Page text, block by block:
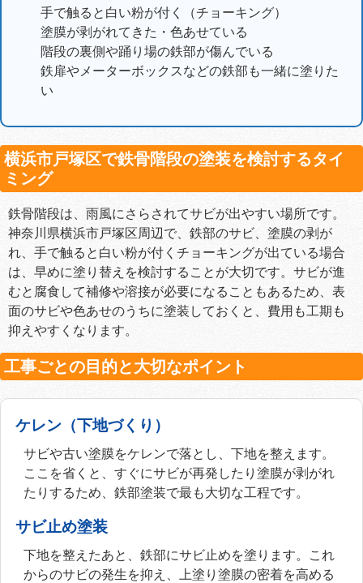
手で触ると白い粉が付く（チョーキング）
塗膜が剥がれてきた・色あせている
階段の裏側や踊り場の鉄部が傷んでいる
鉄扉やメーターボックスなどの鉄部も一緒に塗りた
い
横浜市戸塚区で鉄骨階段の塗装を検討するタイ
ミング
鉄骨階段は、雨風にさらされてサビが出やすい場所です。
神奈川県横浜市戸塚区周辺で、鉄部のサビ、塗膜の剥が
れ、手で触ると白い粉が付くチョーキングが出ている場合
は、早めに塗り替えを検討することが大切です。サビが進
むと腐食して補修や溶接が必要になることもあるため、表
面のサビや色あせのうちに塗装しておくと、費用も工期も
抑えやすくなります。
工事ごとの目的と大切なポイント
ケレン（下地づくり）
サビや古い塗膜をケレンで落とし、下地を整えます。
ここを省くと、すぐにサビが再発したり塗膜が剥がれ
たりするため、鉄部塗装で最も大切な工程です。
サビ止め塗装
下地を整えたあと、鉄部にサビ止めを塗ります。これ
からのサビの発生を抑え、上塗り塗膜の密着を高める